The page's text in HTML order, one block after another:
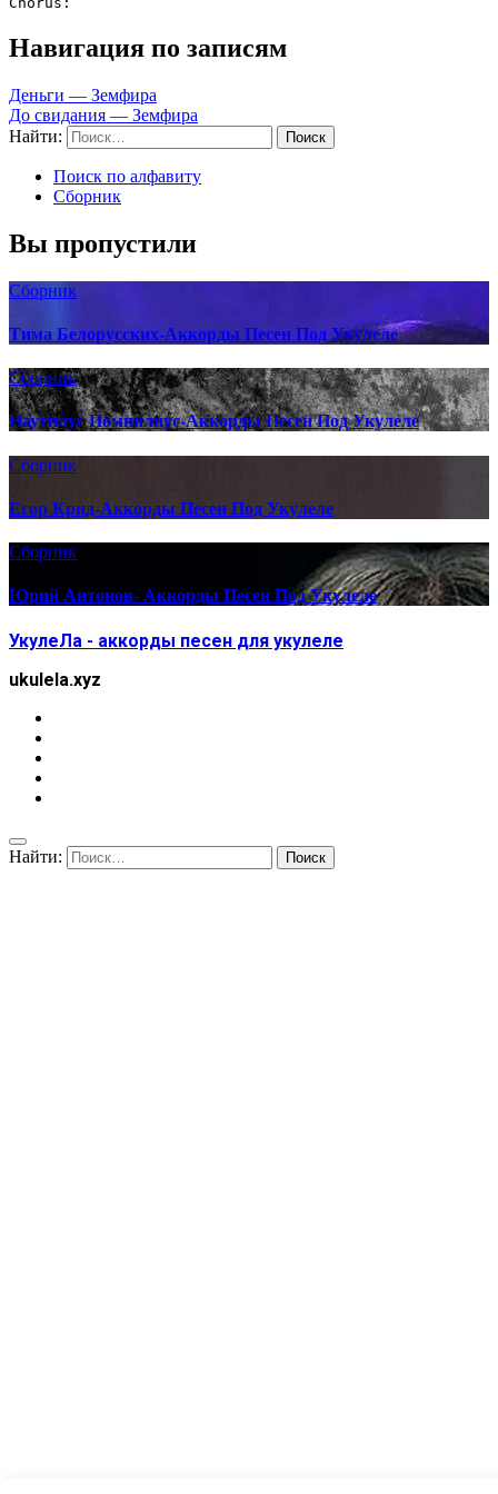
Навигация по записям
Деньги — Земфира
До свидания — Земфира
Найти:
Поиск по алфавиту
Сборник
Вы пропустили
Сборник
Тима Белорусских-Аккорды Песен Под Укулеле
Сборник
Наутилус Помпилиус-Аккорды Песен Под Укулеле
Сборник
Егор Крид-Аккорды Песен Под Укулеле
Сборник
Юрий Антонов- Аккорды Песен Под Укулеле
УкулеЛа - аккорды песен для укулеле
ukulela.xyz
Найти: